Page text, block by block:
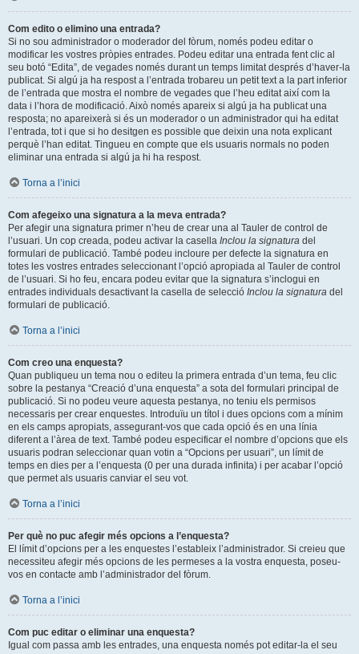
Com edito o elimino una entrada?
Si no sou administrador o moderador del fòrum, només podeu editar o
modificar les vostres pròpies entrades. Podeu editar una entrada fent clic al
seu botó “Edita”, de vegades només durant un temps limitat després d’haver-la
publicat. Si algú ja ha respost a l’entrada trobareu un petit text a la part inferior
de l’entrada que mostra el nombre de vegades que l’heu editat així com la
data i l’hora de modificació. Això només apareix si algú ja ha publicat una
resposta; no apareixerà si és un moderador o un administrador qui ha editat
l’entrada, tot i que si ho desitgen es possible que deixin una nota explicant
perquè l’han editat. Tingueu en compte que els usuaris normals no poden
eliminar una entrada si algú ja hi ha respost.
Torna a l’inici
Com afegeixo una signatura a la meva entrada?
Per afegir una signatura primer n’heu de crear una al Tauler de control de
l’usuari. Un cop creada, podeu activar la casella Inclou la signatura del
formulari de publicació. També podeu incloure per defecte la signatura en
totes les vostres entrades seleccionant l’opció apropiada al Tauler de control
de l’usuari. Si ho feu, encara podeu evitar que la signatura s’inclogui en
entrades individuals desactivant la casella de selecció Inclou la signatura del
formulari de publicació.
Torna a l’inici
Com creo una enquesta?
Quan publiqueu un tema nou o editeu la primera entrada d’un tema, feu clic
sobre la pestanya “Creació d’una enquesta” a sota del formulari principal de
publicació. Si no podeu veure aquesta pestanya, no teniu els permisos
necessaris per crear enquestes. Introduïu un títol i dues opcions com a mínim
en els camps apropiats, assegurant-vos que cada opció és en una línia
diferent a l’àrea de text. També podeu especificar el nombre d’opcions que els
usuaris podran seleccionar quan votin a “Opcions per usuari”, un límit de
temps en dies per a l’enquesta (0 per una durada infinita) i per acabar l’opció
que permet als usuaris canviar el seu vot.
Torna a l’inici
Per què no puc afegir més opcions a l’enquesta?
El límit d’opcions per a les enquestes l’estableix l’administrador. Si creieu que
necessiteu afegir més opcions de les permeses a la vostra enquesta, poseu-
vos en contacte amb l’administrador del fòrum.
Torna a l’inici
Com puc editar o eliminar una enquesta?
Igual com passa amb les entrades, una enquesta només pot editar-la el seu